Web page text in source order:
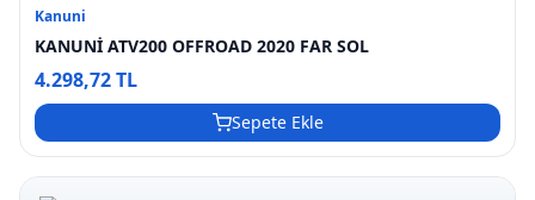
Kanuni
KANUNİ ATV200 OFFROAD 2020 FAR SOL
4.298,72 TL
Sepete Ekle